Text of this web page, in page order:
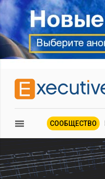
СООБЩЕСТВО